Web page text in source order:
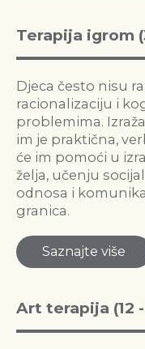
Terapija igrom
Djeca često nisu
racionalizaciju i
problemima.
im je praktična,
će im pomoći u
želja, učenju
odnosa i
granica.
Saznajte više
Art terapija (12